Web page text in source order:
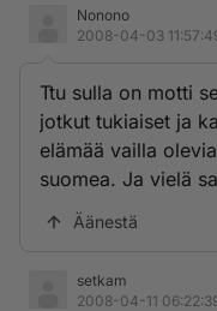
Nonono
2008-04-03
Ttu sulla on motti
jotkut tukiaiset ja
elämää vailla
suomea. Ja vielä
Äänestä
setkam
2008-04-11